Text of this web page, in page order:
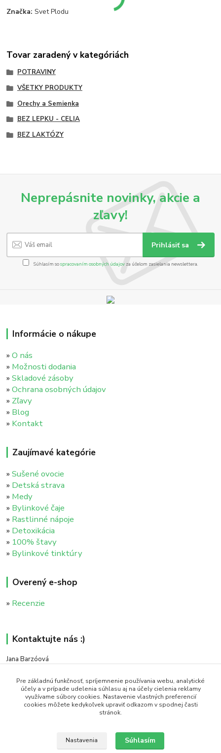
Značka:Svet Plodu
Tovar zaradený v kategóriách
POTRAVINY
VŠETKY PRODUKTY
Orechy a Semienka
BEZ LEPKU - CELIA
BEZ LAKTÓZY
Neprepásnite novinky, akcie a
zľavy!
Prihlásiť sa
Súhlasím sospracovaním osobných údajov za účelom zasielania newslettera.
Informácie o nákupe
»O nás
» Možnosti dodania
»Skladové zásoby
»Ochrana osobných údajov
» Zľavy
» Blog
» Kontakt
Zaujímavé kategórie
»Sušené ovocie
» Detská strava
» Medy
» Bylinkové čaje
» Rastlinné nápoje
» Detoxikácia
» 100% štavy
» Bylinkové tinktúry
Overený e-shop
» Recenzie
Kontaktujte nás :)
Jana Barzóová
(PO - PIA, 8:00 - 18:00)
objednavky@naturaj.sk
Pre základnú funkčnosť, spríjemnenie používania webu, analytické
účely a v prípade udelenia súhlasu aj na účely cielenia reklamy
využívame súbory cookies. Nastavenie vlastných preferencií
cookies môžete kedykoľvek upraviť odkazom v spodnej časti
stránok.
Nastavenia Súhlasím